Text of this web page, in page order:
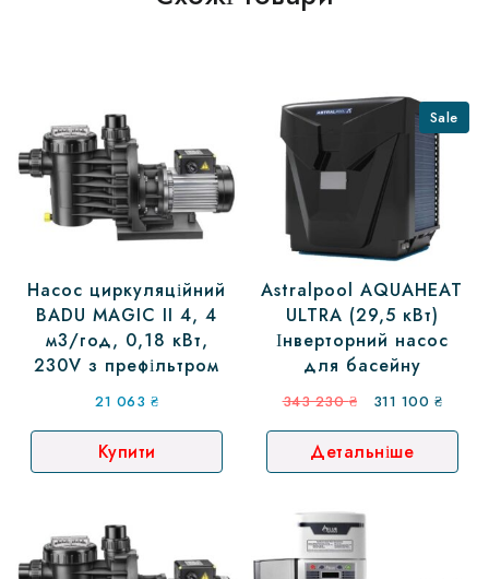
Насос циркуляційний
BADU MAGIC II 4, 4
м3/год, 0,18 кВт,
230V з префільтром
21 063 ₴
Купити
Sale
Astralpool AQUAHEAT
ULTRA (29,5 кВт)
Інверторний насос
для басейну
343 230₴
Оригінальна
343
230 ₴.
311 100 ₴
100 ₴.
Детальніше